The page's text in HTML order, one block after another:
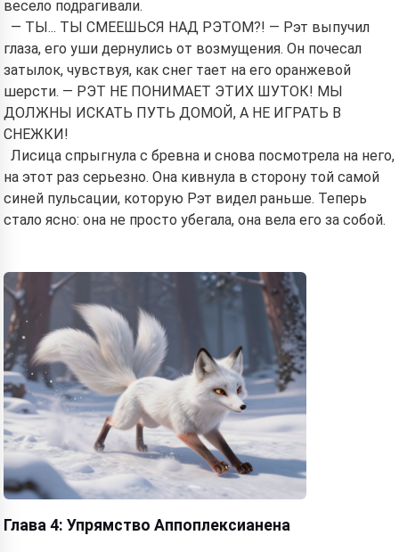
весело подрагивали.
— ТЫ... ТЫ СМЕЕШЬСЯ НАД РЭТОМ?! — Рэт выпучил
глаза, его уши дернулись от возмущения. Он почесал
затылок, чувствуя, как снег тает на его оранжевой
шерсти. — РЭТ НЕ ПОНИМАЕТ ЭТИХ ШУТОК! МЫ
ДОЛЖНЫ ИСКАТЬ ПУТЬ ДОМОЙ, А НЕ ИГРАТЬ В
СНЕЖКИ!
Лисица спрыгнула с бревна и снова посмотрела на него,
на этот раз серьезно. Она кивнула в сторону той самой
синей пульсации, которую Рэт видел раньше. Теперь
стало ясно: она не просто убегала, она вела его за собой.
Глава 4: Упрямство Аппоплексианена